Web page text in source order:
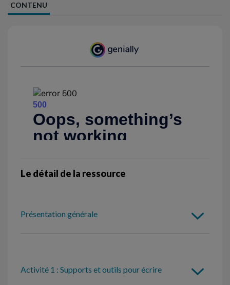
CONTENU
Le détail de la ressource
Présentation générale
Activité 1 : Supports et outils pour écrire